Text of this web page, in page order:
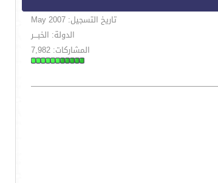
تاريخ التسجيل: May 2007
الدولة: الخبـــر
المشاركات: 7,982